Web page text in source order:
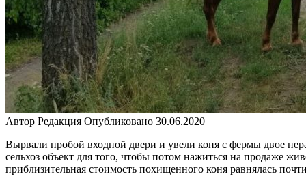
Автор Редакция Опубликовано 30.06.2020
Вырвали пробой входной двери и увели коня с фермы двое
сельхоз объект для того, чтобы потом нажиться на продаже
приблизительная стоимость похищенного коня равнялась